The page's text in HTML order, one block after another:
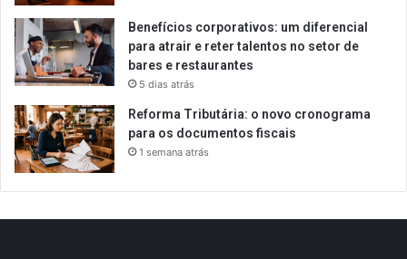
Benefícios corporativos: um diferencial
para atrair e reter talentos no setor de
bares e restaurantes
5 dias atrás
Reforma Tributária: o novo cronograma
para os documentos fiscais
1 semana atrás